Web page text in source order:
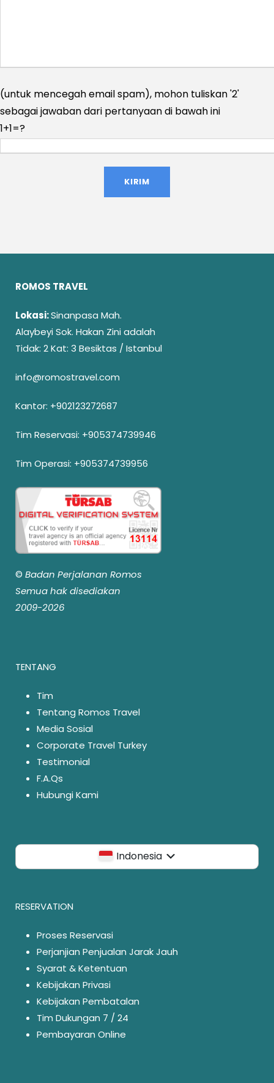
(untuk mencegah email spam), mohon tuliskan '2'
sebagai jawaban dari pertanyaan di bawah ini
1+1=?
ROMOS TRAVEL
Lokasi:Sinanpasa Mah.
Alaybeyi Sok. Hakan Zini adalah
Tidak: 2 Kat: 3 Besiktas / Istanbul
info@romostravel.com
Kantor: +902123272687
Tim Reservasi: +905374739946
Tim Operasi: +905374739956
© Badan Perjalanan Romos
Semua hak disediakan
2009-2026
TENTANG
Tim
Tentang Romos Travel
Media Sosial
Corporate Travel Turkey
Testimonial
F.A.Qs
Hubungi Kami
Indonesia
RESERVATION
Proses Reservasi
Perjanjian Penjualan Jarak Jauh
Syarat & Ketentuan
Kebijakan Privasi
Kebijakan Pembatalan
Tim Dukungan 7 / 24
Pembayaran Online